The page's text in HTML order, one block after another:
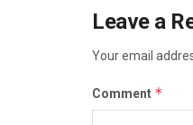
Leave a
Your email
Comment *